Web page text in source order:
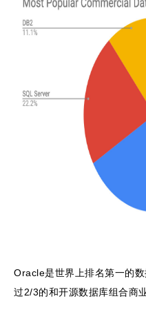
Oracle是世界上排名第一的
过2/3的和开源数据库组合商